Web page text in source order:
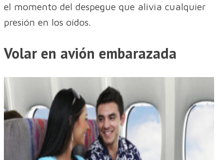
el momento del despegue que alivia cualquier
presión en los oídos.
Volar en avión embarazada